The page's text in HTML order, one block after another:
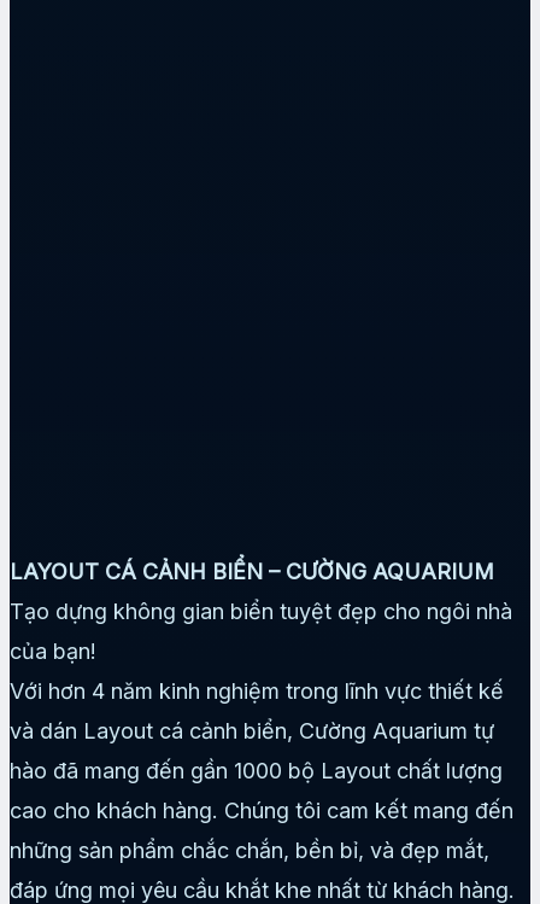
LAYOUT CÁ CẢNH BIỂN – CƯỜNG AQUARIUM
Tạo dựng không gian biển tuyệt đẹp cho ngôi nhà
của bạn!
Với hơn 4 năm kinh nghiệm trong lĩnh vực thiết kế
và dán Layout cá cảnh biển, Cường Aquarium tự
hào đã mang đến gần 1000 bộ Layout chất lượng
cao cho khách hàng. Chúng tôi cam kết mang đến
những sản phẩm chắc chắn, bền bỉ, và đẹp mắt,
đáp ứng mọi yêu cầu khắt khe nhất từ khách hàng.